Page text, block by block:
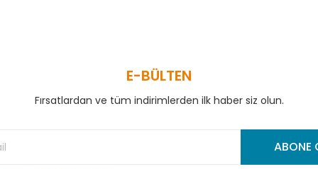
E-BÜLTEN
Fırsatlardan ve tüm indirimlerden ilk haber siz olun.
ABONE